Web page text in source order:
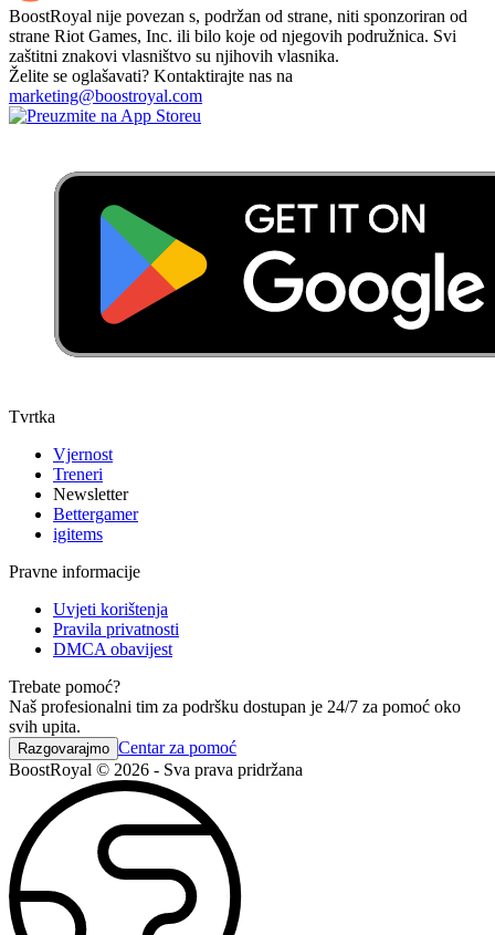
BoostRoyal nije povezan s, podržan od strane, niti sponzoriran od
strane Riot Games, Inc. ili bilo koje od njegovih podružnica. Svi
zaštitni znakovi vlasništvo su njihovih vlasnika.
Želite se oglašavati? Kontaktirajte nas na
marketing@boostroyal.com
Tvrtka
Vjernost
Treneri
Newsletter
Bettergamer
igitems
Pravne informacije
Uvjeti korištenja
Pravila privatnosti
DMCA obavijest
Trebate pomoć?
Naš profesionalni tim za podršku dostupan je 24/7 za pomoć oko
svih upita.
Razgovarajmo Centar za pomoć
BoostRoyal © 2026 - Sva prava pridržana